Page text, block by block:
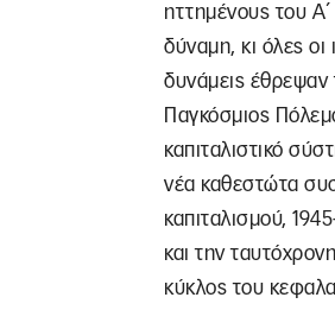
ηττημένους του
δύναμη, κι όλες οι
δυνάμεις έθρεψαν
Παγκόσμιος
καπιταλιστικό
νέα καθεστώτα
καπιταλισμού,
και την
κύκλος του